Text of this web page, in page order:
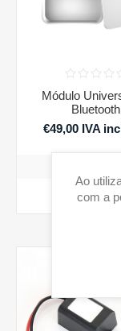
Módulo
Bluetooth
€49,00 IVA
Ao
com a